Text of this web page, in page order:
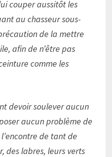
couper aussitôt les
au chasseur sous-
de la mettre
afin de n’être pas
comme les
devoir soulever aucun
aucun problème de
de tant de
des labres, leurs verts